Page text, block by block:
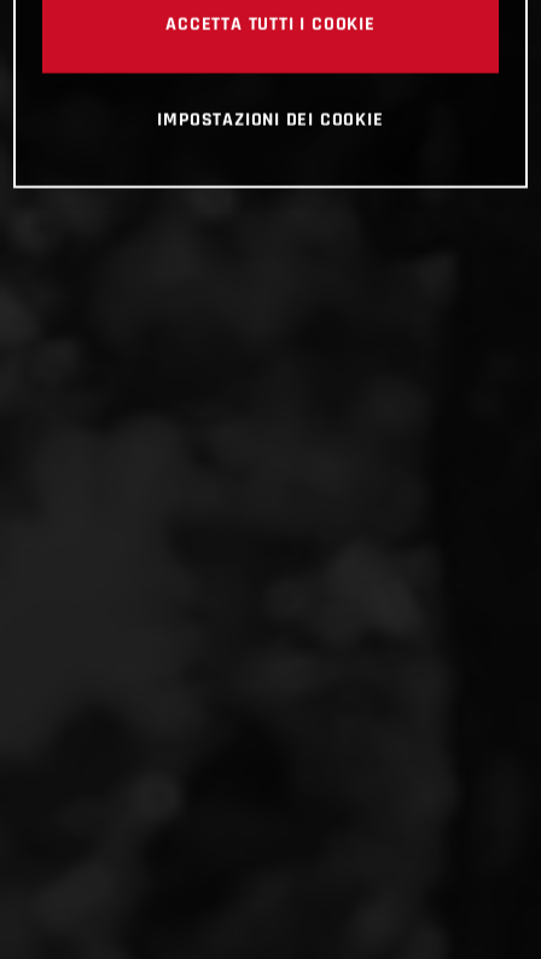
ACCETTA TUTTI I COOKIE
IMPOSTAZIONI DEI COOKIE